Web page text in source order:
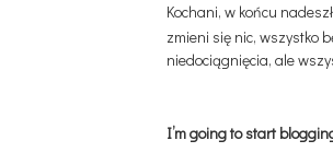
Kochani, w końcu
zmieni się nic, wszystko
niedociągnięcia, ale
I’m going to start